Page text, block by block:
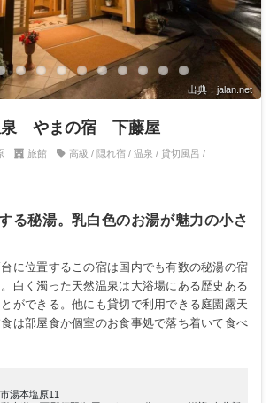
出典：jalan.net
泉 やまの宿 下藤屋
旅館 高級 / 隠れ宿 / 温泉 / 貸切風呂 /
る秘湯。乳白色のお湯が魅力の小さ
に位置するこの宿は国内でも有数の秘湯の宿
白く濁った天然温泉は大浴場にある歴史ある
ができる。他にも貸切で利用できる庭園露天
は部屋食か個室のお食事処で落ち着いて食べ
湯本塩原11